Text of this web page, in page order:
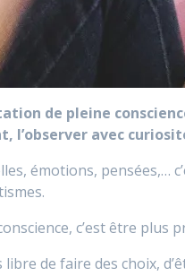
de pleine
l’observer avec
émotions, pensées,…
c’est être plus
libre de faire des choix,